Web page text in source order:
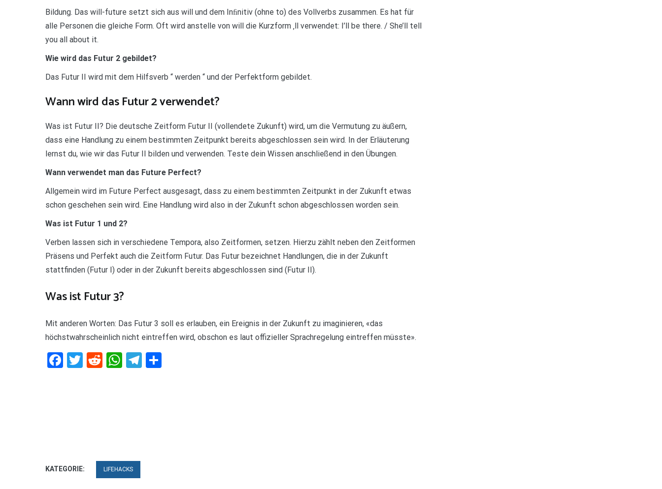
Bildung. Das will-future setzt sich aus will und dem Inﬁnitiv (ohne to) des Vollverbs zusammen. Es hat für
alle Personen die gleiche Form. Oft wird anstelle von will die Kurzform ‚ll verwendet: I’ll be there. / She’ll tell
you all about it.
Wie wird das Futur 2 gebildet?
Das Futur II wird mit dem Hilfsverb “ werden “ und der Perfektform gebildet.
Wann wird das Futur 2 verwendet?
Was ist Futur II? Die deutsche Zeitform Futur II (vollendete Zukunft) wird, um die Vermutung zu äußern,
dass eine Handlung zu einem bestimmten Zeitpunkt bereits abgeschlossen sein wird. In der Erläuterung
lernst du, wie wir das Futur II bilden und verwenden. Teste dein Wissen anschließend in den Übungen.
Wann verwendet man das Future Perfect?
Allgemein wird im Future Perfect ausgesagt, dass zu einem bestimmten Zeitpunkt in der Zukunft etwas
schon geschehen sein wird. Eine Handlung wird also in der Zukunft schon abgeschlossen worden sein.
Was ist Futur 1 und 2?
Verben lassen sich in verschiedene Tempora, also Zeitformen, setzen. Hierzu zählt neben den Zeitformen
Präsens und Perfekt auch die Zeitform Futur. Das Futur bezeichnet Handlungen, die in der Zukunft
stattfinden (Futur I) oder in der Zukunft bereits abgeschlossen sind (Futur II).
Was ist Futur 3?
Mit anderen Worten: Das Futur 3 soll es erlauben, ein Ereignis in der Zukunft zu imaginieren, «das
höchstwahrscheinlich nicht eintreffen wird, obschon es laut offizieller Sprachregelung eintreffen müsste».
Facebook
Twitter
RedditWhatsApp
Telegram
KATEGORIE: LIFEHACKS